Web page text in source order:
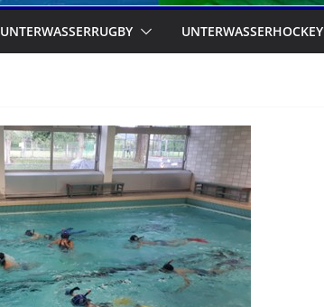
UNTERWASSERRUGBY UNTERWASSERHOCKEY